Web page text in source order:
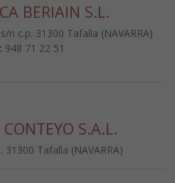
BERIAIN S.L.
n c.p. 31300 Tafalla (NAVARRA)
948 71 22 51
S.A.L.
31300 Tafalla (NAVARRA)